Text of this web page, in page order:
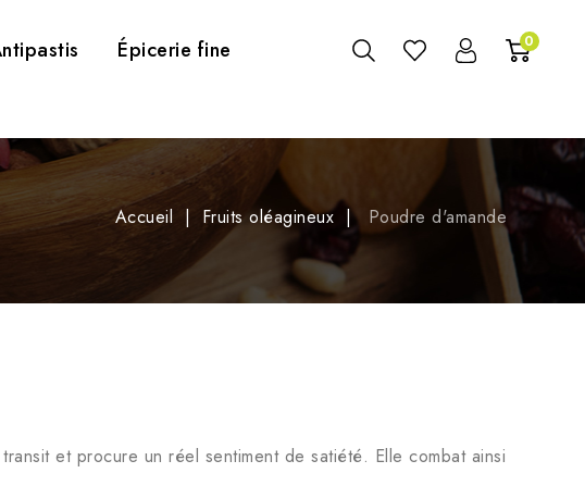
0
Épicerie fine
Accueil Fruits oléagineux Poudre d'amande
et procure un réel sentiment de satiété. Elle combat ainsi